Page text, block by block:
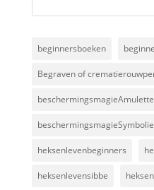
beginnersboeken
Begraven of
heksenlevenbeginners
heksenlevensibbe